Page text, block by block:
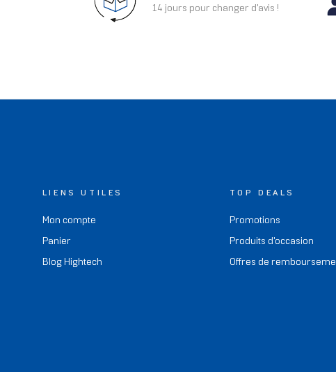
14 jours pour changer d'avis !
LIENS UTILES
Mon compte
Panier
Blog Hightech
TOP DEALS
Promotions
Produits d'occasion
Offres de